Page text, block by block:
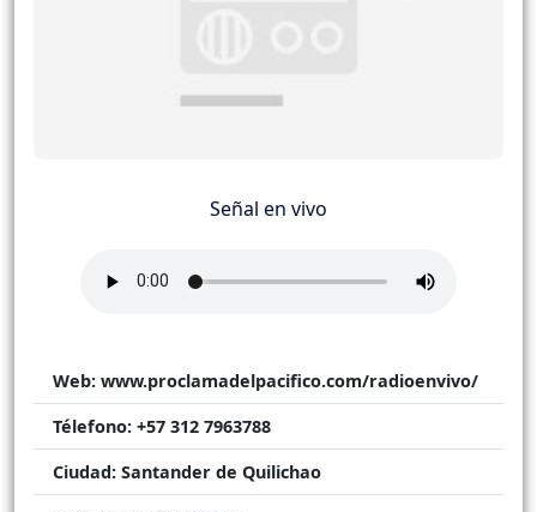
Señal en vivo
Web: www.proclamadelpacifico.com/radioenvivo/
Télefono: +57 312 7963788
Ciudad: Santander de Quilichao